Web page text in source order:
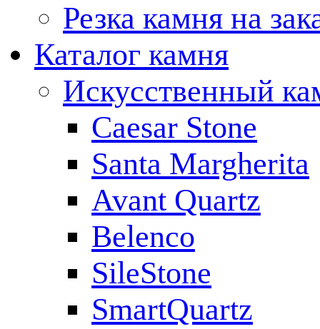
Резка камня на
Каталог камня
Искусственный
Caesar Stone
Santa Margherita
Avant Quartz
Belenco
SileStone
SmartQuartz